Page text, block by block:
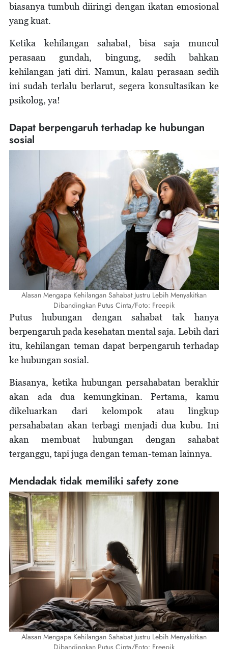
biasanya tumbuh diiringi dengan ikatan emosional
yang kuat.
Ketika kehilangan sahabat, bisa saja muncul
perasaan gundah, bingung, sedih bahkan
kehilangan jati diri. Namun, kalau perasaan sedih
ini sudah terlalu berlarut, segera konsultasikan ke
psikolog, ya!
Dapat berpengaruh terhadap ke hubungan
sosial
Alasan Mengapa Kehilangan Sahabat Justru Lebih Menyakitkan
Dibandingkan Putus Cinta/Foto: Freepik
Putus hubungan dengan sahabat tak hanya
berpengaruh pada kesehatan mental saja. Lebih dari
itu, kehilangan teman dapat berpengaruh terhadap
ke hubungan sosial.
Biasanya, ketika hubungan persahabatan berakhir
akan ada dua kemungkinan. Pertama, kamu
dikeluarkan dari kelompok atau lingkup
persahabatan akan terbagi menjadi dua kubu. Ini
akan membuat hubungan dengan sahabat
terganggu, tapi juga dengan teman-teman lainnya.
Mendadak tidak memiliki safety zone
Alasan Mengapa Kehilangan Sahabat Justru Lebih Menyakitkan
Dibandingkan Putus Cinta/Foto: Freepik